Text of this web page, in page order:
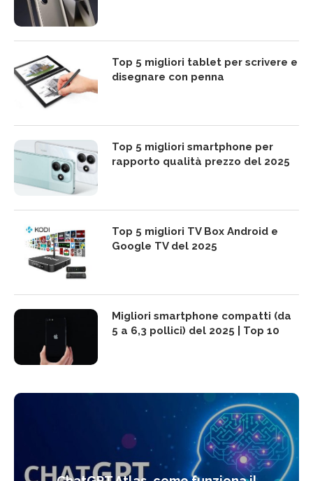
Top 5 migliori tablet per scrivere e
disegnare con penna
Top 5 migliori smartphone per
rapporto qualità prezzo del 2025
Top 5 migliori TV Box Android e
Google TV del 2025
Migliori smartphone compatti (da
5 a 6,3 pollici) del 2025 | Top 10